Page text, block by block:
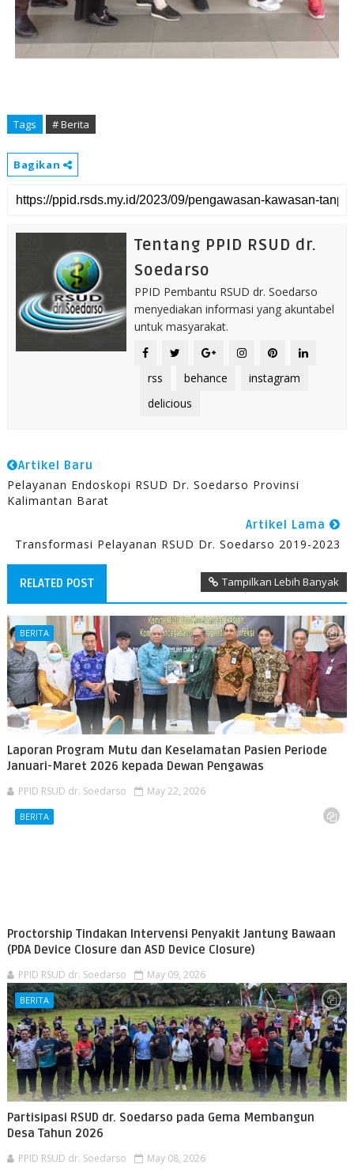
Tags # Berita
Bagikan
Tentang PPID RSUD dr.
Soedarso
PPID Pembantu RSUD dr. Soedarso
menyediakan informasi yang akuntabel
untuk masyarakat.
rss behance
instagram
delicious
Artikel Baru
Pelayanan Endoskopi RSUD Dr. Soedarso Provinsi
Kalimantan Barat
Artikel Lama
Transformasi Pelayanan RSUD Dr. Soedarso 2019-2023
RELATED POST Tampilkan Lebih Banyak
BERITA
Laporan Program Mutu dan Keselamatan Pasien Periode
Januari-Maret 2026 kepada Dewan Pengawas
PPID RSUD dr. Soedarso May 22, 2026
BERITA
Proctorship Tindakan Intervensi Penyakit Jantung Bawaan
(PDA Device Closure dan ASD Device Closure)
PPID RSUD dr. Soedarso May 09, 2026
BERITA
Partisipasi RSUD dr. Soedarso pada Gema Membangun
Desa Tahun 2026
PPID RSUD dr. Soedarso May 08, 2026